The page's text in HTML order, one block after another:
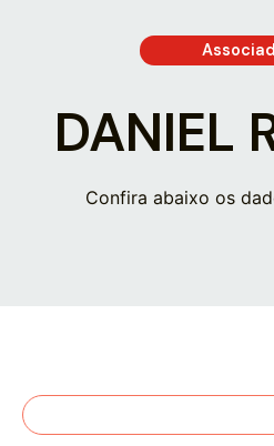
DANIEL
Confira abaixo os